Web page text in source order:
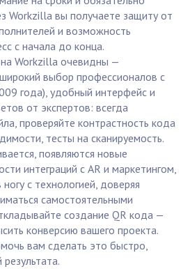
Workzilla вы получаете защиту от
и возможность
с начала до конца.
Workzilla очевидны —
выбор профессионалов с
года), удобный интерфейс и
от экспертов: всегда
проверяйте контрастность кода
тесты на сканируемость.
появляются новые
интеграций с AR и маркетингом,
с технологией, доверяя
самостоятельными
создание QR кода —
конверсию вашего проекта.
вам сделать это быстро,